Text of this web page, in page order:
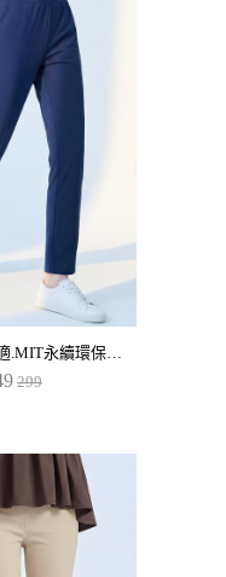
【限時$249】舒適.MIT永續環保材質-抗UV吸排抗菌長褲
299